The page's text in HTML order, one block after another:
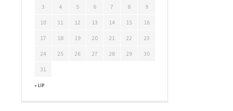
« LIP
3 4 5 6 7 8 9
10 11 12 13 14 15 16
17 18 19 20 21 22 23
24 25 26 27 28 29 30
31